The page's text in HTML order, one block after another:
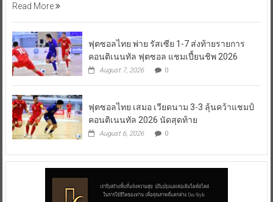
Read More
ฟุตซอลไทย พ่าย รัสเซีย 1-7 ส่งท้ายรายการ
คอนติเนนทัล ฟุตซอล แชมเปี้ยนชิพ 2026
August 7, 2026 0
ฟุตซอลไทย เสมอ เวียดนาม 3-3 ลุ้นคว้าแชมป์
คอนติเนนทัล 2026 นัดสุดท้าย
August 6, 2026 0